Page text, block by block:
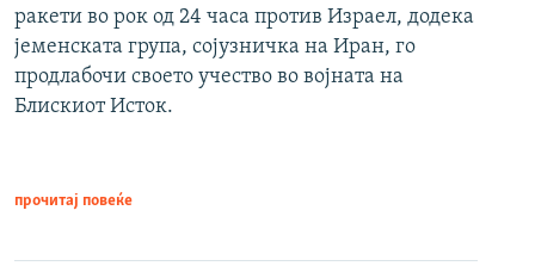
ракети во рок од 24 часа против Израел, додека
јеменската група, сојузничка на Иран, го
продлабочи своето учество во војната на
Блискиот Исток.
прочитај повеќе